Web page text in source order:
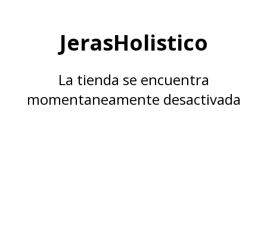
JerasHolistico
La tienda se encuentra
momentaneamente desactivada